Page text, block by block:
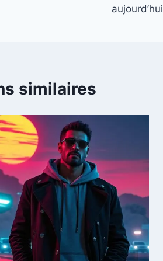
aujourd’hui
similaires